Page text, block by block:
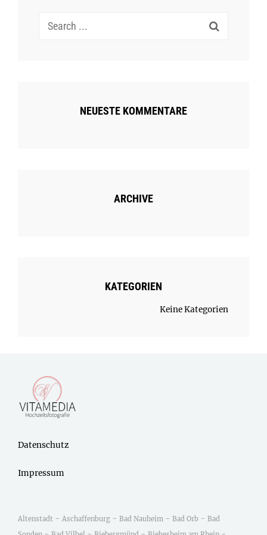
Search
NEUESTE KOMMENTARE
ARCHIVE
KATEGORIEN
Keine Kategorien
Datenschutz
Impressum
Altenstadt - Aschaffenburg - Bad Nauheim - Bad Orb - Bad